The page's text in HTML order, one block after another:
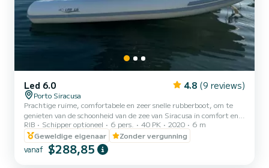
Led 6.0 4.8 (9 reviews)
Porto Siracusa
Prachtige ruime, comfortabele en zeer snelle rubberboot, om te
genieten van de schoonheid van de zee van Siracusa in comfort en
veiligheid, met de mogelijkheid om routes te organiseren met of
zonder schipper tot uw beschikking voor ontspannende en
welzijnsdagen, genietend van de schoonheid van de kust van
Siracusa
RIB Schipper optioneel 6 pers. 40 PK 2020
6 m
Geweldige eigenaar
Zonder vergunning
vanaf $288,85